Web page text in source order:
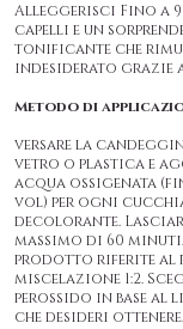
Alleggerisci Fino a
capelli e un
tonificante che
indesiderato
Metodo di
versare la
vetro o plastica e
acqua ossigenata
vol) per ogni
decolorante.
massimo di 60
prodotto riferite al
miscelazione 1:2.
perossido in base
che desideri ottenere.